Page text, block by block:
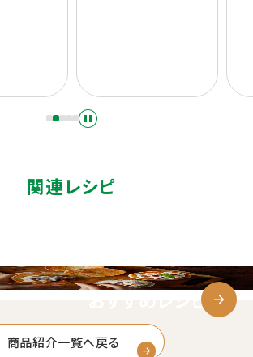
関連レシピ
おすすめレシピ
商品紹介一覧へ戻る